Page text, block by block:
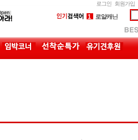
로그인 회원가입
내추럴발란스
1
로얄캐닌
내추럴발란스